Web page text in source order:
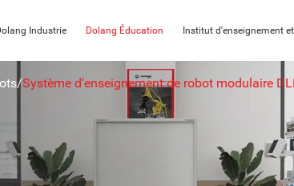
Industrie Dolang Éducation Institut d'enseignement
/Système d'enseignement de robot modulaire